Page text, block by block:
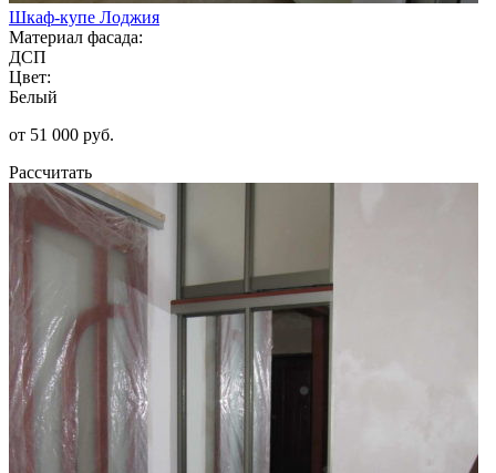
Шкаф-купе Лоджия
Материал фасада:
ДСП
Цвет:
Белый
от 51 000 руб.
Рассчитать